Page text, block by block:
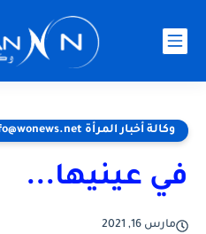
وكالة أخبار المرأة www.wonews.net info@wonews.net
في عينيها...
مارس 16, 2021